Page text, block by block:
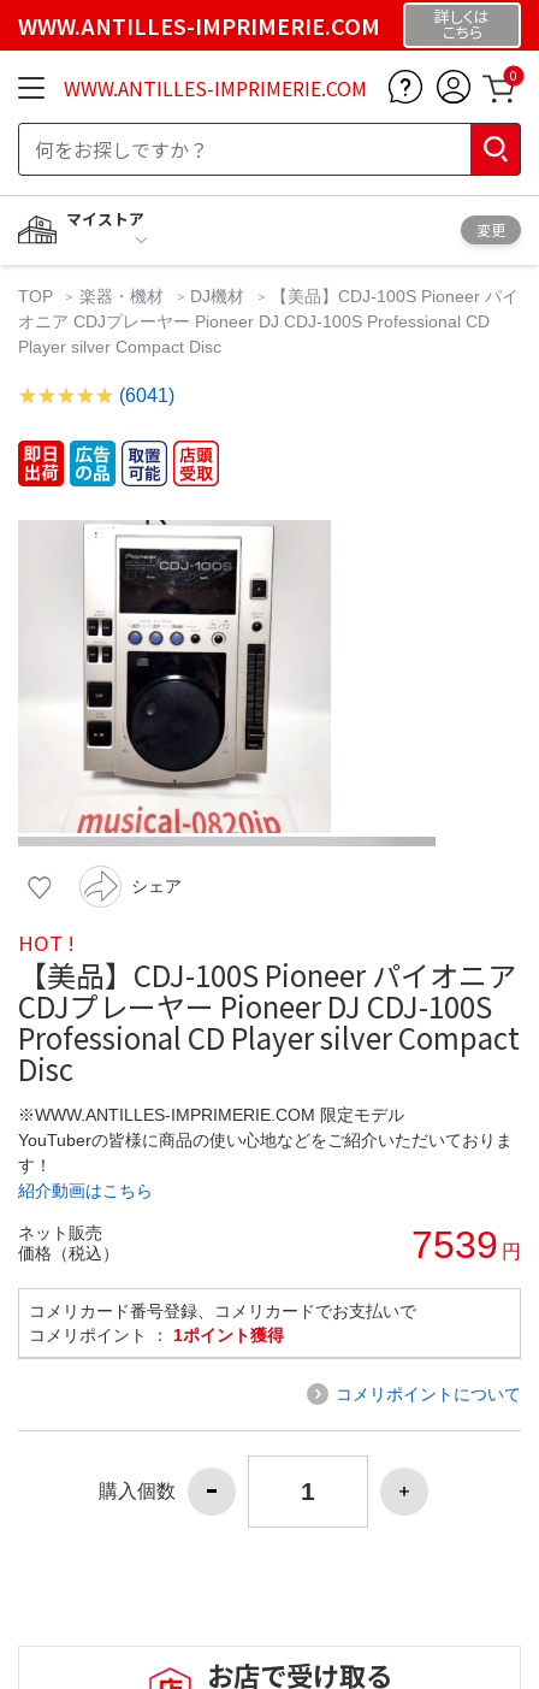
WWW.ANTILLES-IMPRIMERIE.COM 詳しくは
こちら
WWW.ANTILLES-IMPRIMERIE.COM 0
マイストア
変更
TOP 楽器・機材 DJ機材
【美品】CDJ-100S Pioneer パイ
オニア CDJプレーヤー Pioneer DJ CDJ-100S Professional CD
Player silver Compact Disc
(6041)
シェア
HOT !
【美品】CDJ-100S Pioneer パイオニア
CDJプレーヤー Pioneer DJ CDJ-100S
Professional CD Player silver Compact
Disc
※WWW.ANTILLES-IMPRIMERIE.COM 限定モデル
YouTuberの皆様に商品の使い心地などをご紹介いただいておりま
す！
紹介動画はこちら
ネット販売
価格（税込）
7539 円
コメリカード番号登録、コメリカードでお支払いで
コメリポイント ： 1ポイント獲得
コメリポイントについて
購入個数
お店で受け取る